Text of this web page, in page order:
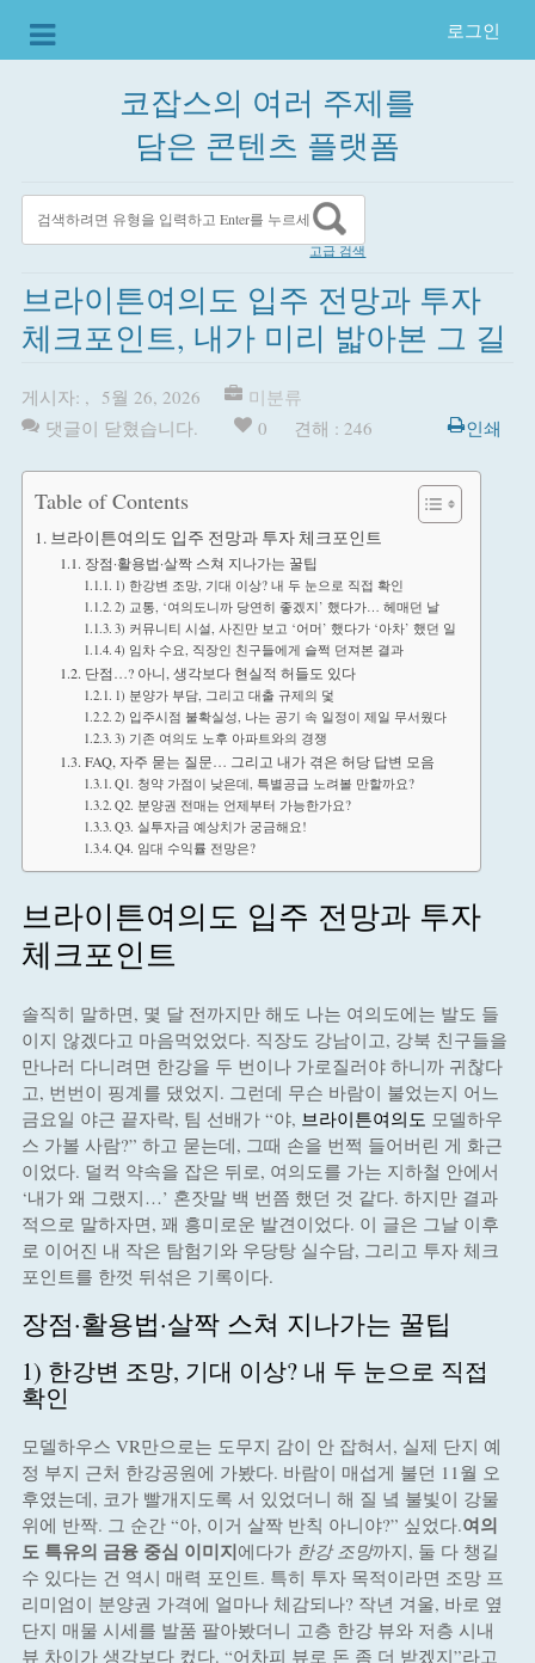
로그인
코잡스의 여러 주제를
담은 콘텐츠 플랫폼
고급 검색
브라이튼여의도 입주 전망과 투자
체크포인트, 내가 미리 밟아본 그 길
게시자: , 5월 26, 2026
미분류
댓글이 닫혔습니다.
0 견해 : 246 인쇄
Table of Contents
브라이튼여의도 입주 전망과 투자 체크포인트
장점·활용법·살짝 스쳐 지나가는 꿀팁
1) 한강변 조망, 기대 이상? 내 두 눈으로 직접 확인
2) 교통, ‘여의도니까 당연히 좋겠지’ 했다가… 헤매던 날
3) 커뮤니티 시설, 사진만 보고 ‘어머’ 했다가 ‘아차’ 했던 일
4) 임차 수요, 직장인 친구들에게 슬쩍 던져본 결과
단점…? 아니, 생각보다 현실적 허들도 있다
1) 분양가 부담, 그리고 대출 규제의 덫
2) 입주시점 불확실성, 나는 공기 속 일정이 제일 무서웠다
3) 기존 여의도 노후 아파트와의 경쟁
FAQ, 자주 묻는 질문… 그리고 내가 겪은 허당 답변 모음
Q1. 청약 가점이 낮은데, 특별공급 노려볼 만할까요?
Q2. 분양권 전매는 언제부터 가능한가요?
Q3. 실투자금 예상치가 궁금해요!
Q4. 임대 수익률 전망은?
브라이튼여의도 입주 전망과 투자
체크포인트
솔직히 말하면, 몇 달 전까지만 해도 나는 여의도에는 발도 들
이지 않겠다고 마음먹었었다. 직장도 강남이고, 강북 친구들을
만나러 다니려면 한강을 두 번이나 가로질러야 하니까 귀찮다
고, 번번이 핑계를 댔었지. 그런데 무슨 바람이 불었는지 어느
금요일 야근 끝자락, 팀 선배가 “야, 브라이튼여의도 모델하우
스 가볼 사람?” 하고 묻는데, 그때 손을 번쩍 들어버린 게 화근
이었다. 덜컥 약속을 잡은 뒤로, 여의도를 가는 지하철 안에서
‘내가 왜 그랬지…’ 혼잣말 백 번쯤 했던 것 같다. 하지만 결과
적으로 말하자면, 꽤 흥미로운 발견이었다. 이 글은 그날 이후
로 이어진 내 작은 탐험기와 우당탕 실수담, 그리고 투자 체크
포인트를 한껏 뒤섞은 기록이다.
장점·활용법·살짝 스쳐 지나가는 꿀팁
1) 한강변 조망, 기대 이상? 내 두 눈으로 직접
확인
모델하우스 VR만으로는 도무지 감이 안 잡혀서, 실제 단지 예
정 부지 근처 한강공원에 가봤다. 바람이 매섭게 불던 11월 오
후였는데, 코가 빨개지도록 서 있었더니 해 질 녘 불빛이 강물
위에 반짝. 그 순간 “아, 이거 살짝 반칙 아니야?” 싶었다.여의
도 특유의 금융 중심 이미지에다가 한강 조망까지, 둘 다 챙길
수 있다는 건 역시 매력 포인트. 특히 투자 목적이라면 조망 프
리미엄이 분양권 가격에 얼마나 체감되나? 작년 겨울, 바로 옆
단지 매물 시세를 발품 팔아봤더니 고층 한강 뷰와 저층 시내
뷰 차이가 생각보다 컸다. “어차피 뷰로 돈 좀 더 받겠지”라고